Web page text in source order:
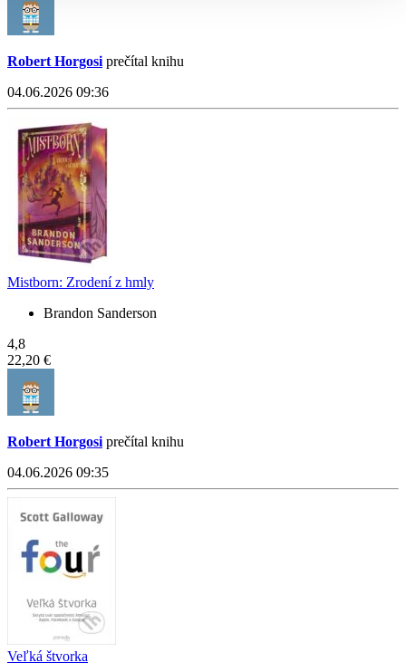
Robert Horgosi prečítal knihu
04.06.2026 09:36
Mistborn: Zrodení z hmly
Brandon Sanderson
4,8
22,20 €
Robert Horgosi prečítal knihu
04.06.2026 09:35
Veľká štvorka